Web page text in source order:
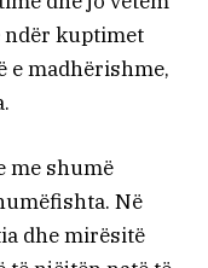
ndër kuptimet
e madhërishme,
me shumë
Në
dhe mirësitë